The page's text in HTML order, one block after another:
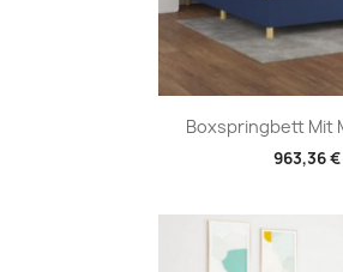
Boxspringbett Mit
963,36 €
